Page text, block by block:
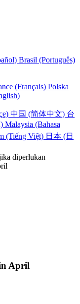
Brasil (Português)
(Français) Polska
中国 (简体中文) 台
Malaysia (Bahasa
(Tiếng Việt) 日本 (日
diperlukan
April